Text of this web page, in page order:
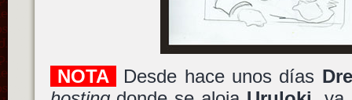
NOTA Desde hace unos días